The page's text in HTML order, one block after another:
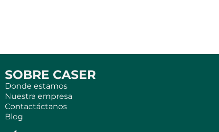
SOBRE CASER
Donde estamos
Nuestra empresa
Contactáctanos
Blog